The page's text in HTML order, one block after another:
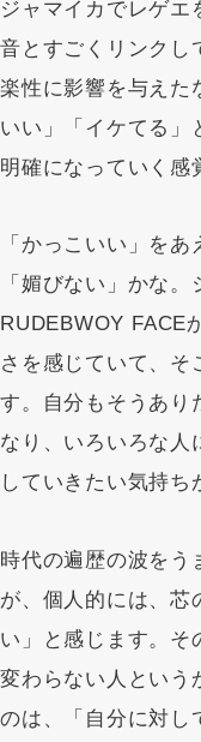
ジャマイカでレゲエ
音とすごくリンクし
楽性に影響を与えた
いい」「イケてる」
明確になっていく感
「かっこいい」を
「媚びない」かな
RUDEBWOY FACE
さを感じていて、そ
す。自分もそうあり
なり、いろいろな人
していきたい気持ち
時代の遍歴の波をう
が、個人的には、芯
い」と感じます。そ
変わらない人という
のは、「自分に対し